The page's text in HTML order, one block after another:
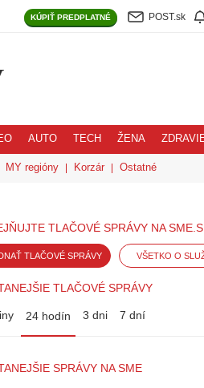
KÚPIŤ PREDPLATNÉ POST.sk
AUTO TECH ŽENA
MY regióny Korzár Ostatné
TLAČOVÉ SPRÁVY NA
TLAČOVÉ SPRÁVY VŠETKO O
TLAČOVÉ SPRÁVY
24 hodín 3 dni 7 dní
SPRÁVY NA SME